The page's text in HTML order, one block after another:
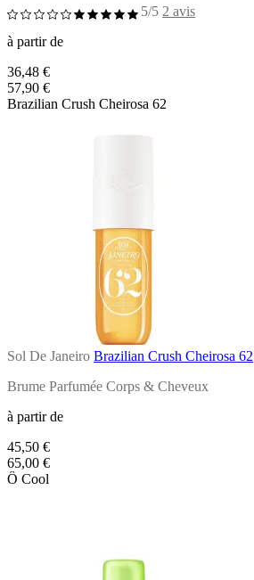
5/5 2 avis
à partir de
36,48 €
57,90 €
Brazilian Crush Cheirosa 62
Sol De Janeiro Brazilian Crush Cheirosa 62
Brume Parfumée Corps & Cheveux
à partir de
45,50 €
65,00 €
Ô Cool